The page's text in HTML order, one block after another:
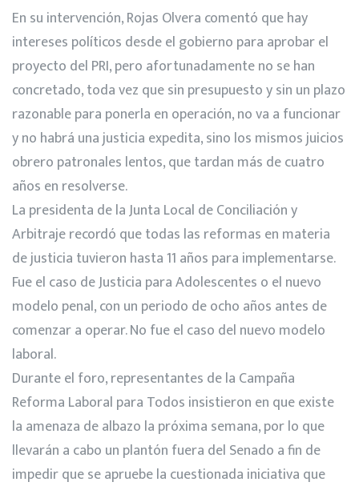
En su intervención, Rojas Olvera comentó que hay
intereses políticos desde el gobierno para aprobar el
proyecto del PRI, pero afortunadamente no se han
concretado, toda vez que sin presupuesto y sin un plazo
razonable para ponerla en operación, no va a funcionar
y no habrá una justicia expedita, sino los mismos juicios
obrero patronales lentos, que tardan más de cuatro
años en resolverse.
La presidenta de la Junta Local de Conciliación y
Arbitraje recordó que todas las reformas en materia
de justicia tuvieron hasta 11 años para implementarse.
Fue el caso de Justicia para Adolescentes o el nuevo
modelo penal, con un periodo de ocho años antes de
comenzar a operar. No fue el caso del nuevo modelo
laboral.
Durante el foro, representantes de la Campaña
Reforma Laboral para Todos insistieron en que existe
la amenaza de albazo la próxima semana, por lo que
llevarán a cabo un plantón fuera del Senado a fin de
impedir que se apruebe la cuestionada iniciativa que